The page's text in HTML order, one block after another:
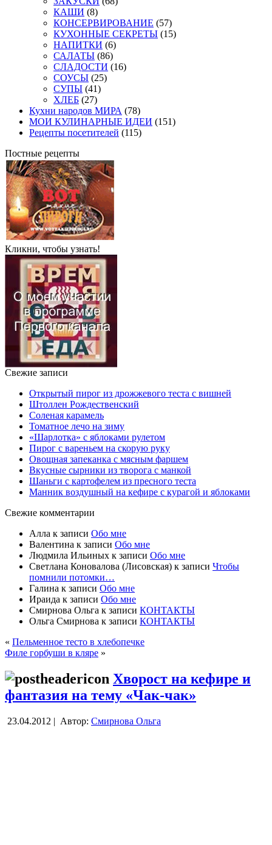
КАШИ (8)
КОНСЕРВИРОВАНИЕ (57)
КУХОННЫЕ СЕКРЕТЫ (15)
НАПИТКИ (6)
САЛАТЫ (86)
СЛАДОСТИ (16)
СОУСЫ (25)
СУПЫ (41)
ХЛЕБ (27)
Кухни народов МИРА (78)
МОИ КУЛИНАРНЫЕ ИДЕИ (151)
Рецепты посетителей (115)
Постные рецепты
Кликни, чтобы узнать!
Свежие записи
Открытый пирог из дрожжевого теста с вишней
Штоллен Рождественский
Соленая карамель
Томатное лечо на зиму
«Шарлотка» с яблоками рулетом
Пирог с вареньем на скорую руку
Овощная запеканка с мясным фаршем
Вкусные сырники из творога с манкой
Шаньги с картофелем из пресного теста
Манник воздушный на кефире с курагой и яблоками
Свежие комментарии
Алла к записи Обо мне
Валентина к записи Обо мне
Людмила Ильиных к записи Обо мне
Светлана Коновалова (Лисовская) к записи Чтобы
помнили потомки…
Галина к записи Обо мне
Ираида к записи Обо мне
Смирнова Ольга к записи КОНТАКТЫ
Ольга Смирнова к записи КОНТАКТЫ
« Пельменное тесто в хлебопечке
Филе горбуши в кляре »
Хворост на кефире и
фантазия на тему «Чак-чак»
23.04.2012 | Автор: Смирнова Ольга